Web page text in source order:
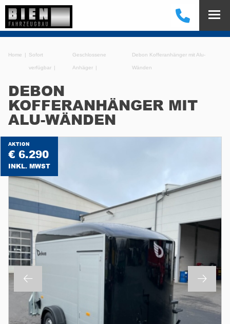
Home Sofort
verfügbar
Geschlossene
Anhäger
Debon Kofferanhänger mit Alu-
Wänden
DEBON
KOFFERANHÄNGER MIT
ALU-WÄNDEN
AKTION
€ 6.290
INKL. MWST